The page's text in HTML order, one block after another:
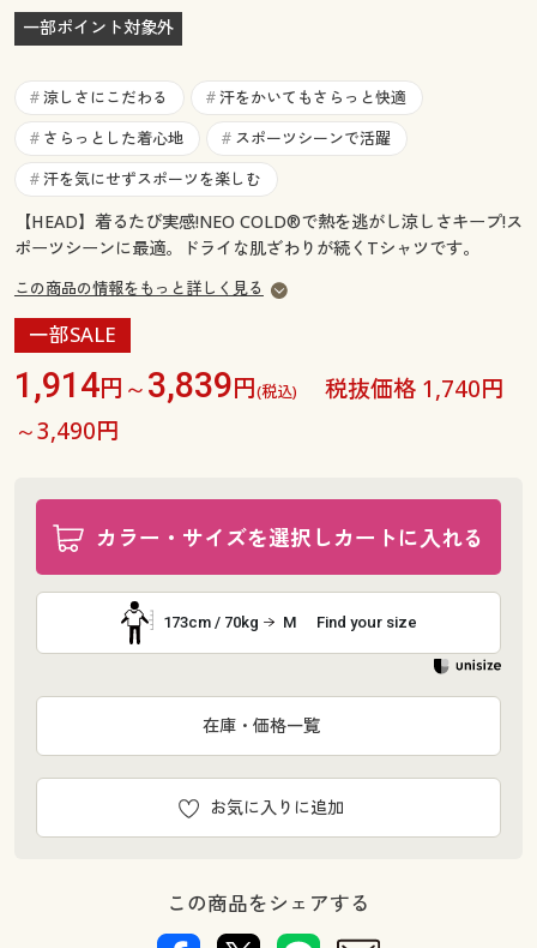
お気に入り
サポート
ご利用ガイド
よくある質問とお問い合わせ
サポート
よくある質問とお問い合わせ
一部ポイント対象外
# 涼しさにこだわる # 汗をかいてもさらっと快適
# さらっとした着心地 # スポーツシーンで活躍
# 汗を気にせずスポーツを楽しむ
【HEAD】着るたび実感!NEO COLD®で熱を逃がし涼しさキープ!ス
ポーツシーンに最適。ドライな肌ざわりが続くTシャツです。
この商品の情報をもっと詳しく見る
一部SALE
1,914円～3,839円(税込)
税抜価格 1,740円
～3,490円
カラー・サイズを選択しカートに入れる
173cm / 70kg M Find your size
お気に入りに追加
在庫・価格一覧
この商品をシェアする